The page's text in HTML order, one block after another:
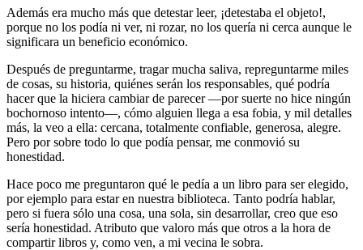
Además era mucho más que detestar leer, ¡detestaba el objeto!,
porque no los podía ni ver, ni rozar, no los quería ni cerca aunque le
significara un beneficio económico.
Después de preguntarme, tragar mucha saliva, repreguntarme miles
de cosas, su historia, quiénes serán los responsables, qué podría
hacer que la hiciera cambiar de parecer —por suerte no hice ningún
bochornoso intento—, cómo alguien llega a esa fobia, y mil detalles
más, la veo a ella: cercana, totalmente confiable, generosa, alegre.
Pero por sobre todo lo que podía pensar, me conmovió su
honestidad.
Hace poco me preguntaron qué le pedía a un libro para ser elegido,
por ejemplo para estar en nuestra biblioteca. Tanto podría hablar,
pero si fuera sólo una cosa, una sola, sin desarrollar, creo que eso
sería honestidad. Atributo que valoro más que otros a la hora de
compartir libros y, como ven, a mi vecina le sobra.